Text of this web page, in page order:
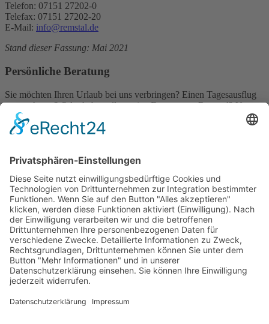
Telefon: 07151 27202-0
Telefax: 07151 27202-20
E-Mail: info@remstal.de
Stand dieser Fassung: Mai 2021
Persönliche Beratung
Sie möchten Ihren Urlaub bei uns verbringen? Einen Tagesausflug
unternehmen? Oder haben allgemeine Fragen zum Remstal? Unser
erfahrenes Team berät Sie während unserer
gerne
persönlich:
07151 27202-0
business@remstal.de